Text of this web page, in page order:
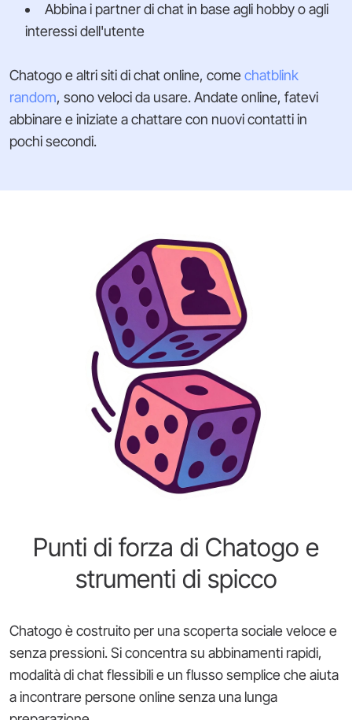
Abbina i partner di chat in base agli hobby o agli
interessi dell'utente
Chatogo e altri siti di chat online, come chatblink
random, sono veloci da usare. Andate online, fatevi
abbinare e iniziate a chattare con nuovi contatti in
pochi secondi.
Punti di forza di Chatogo e
strumenti di spicco
Chatogo è costruito per una scoperta sociale veloce e
senza pressioni. Si concentra su abbinamenti rapidi,
modalità di chat flessibili e un flusso semplice che aiuta
a incontrare persone online senza una lunga